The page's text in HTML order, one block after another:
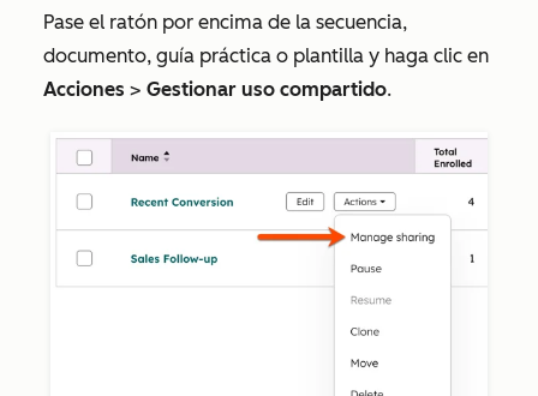
Pase el ratón por encima de la secuencia,
documento, guía práctica o plantilla y haga clic en
Acciones > Gestionar uso compartido.